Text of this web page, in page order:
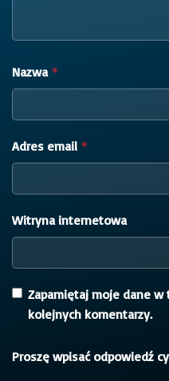
Nazwa *
Adres email *
Witryna internetowa
Zapamiętaj moje dane w
kolejnych komentarzy.
Proszę wpisać odpowiedź